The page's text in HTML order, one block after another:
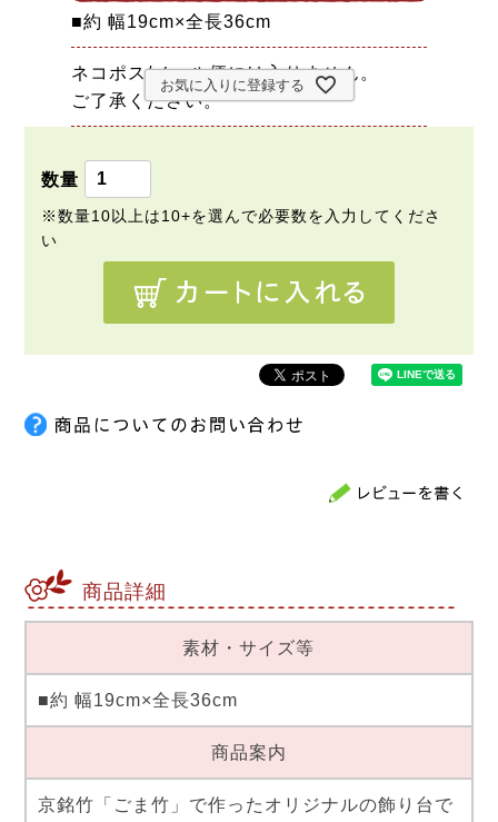
■約 幅19cm×全長36cm
ネコポス/メール便には入りません。
ご了承ください。
お気に入りに登録する
商品詳細
素材・サイズ等
■約 幅19cm×全長36cm
商品案内
京銘竹「ごま竹」で作ったオリジナルの飾り台で